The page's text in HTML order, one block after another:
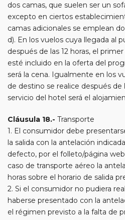
dos camas, que suelen ser un
excepto en ciertos
camas adicionales se emplean
d). En los vuelos cuya llegada al
después de las 12 horas, el
esté incluido en la oferta del
será la cena. Igualmente en los
de destino se realice después de
servicio del hotel será el
Cláusula 18.- Transporte
1. El consumidor debe
la salida con la antelación
defecto, por el folleto/página
caso de transporte aéreo la
horas sobre el horario de salida
2. Si el consumidor no pudiera
haberse presentado con la
el régimen previsto a la falta de